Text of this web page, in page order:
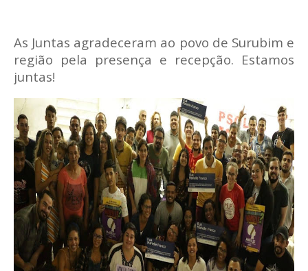
As Juntas agradeceram ao povo de Surubim e
região pela presença e recepção. Estamos
juntas!